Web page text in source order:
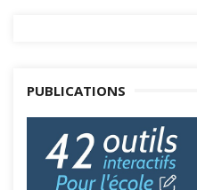
PUBLICATIONS